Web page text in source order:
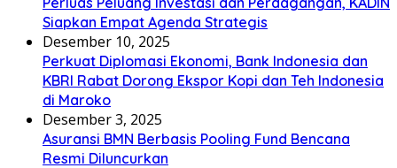
Siapkan Empat Agenda Strategis
Desember 10, 2025
Perkuat Diplomasi Ekonomi, Bank Indonesia dan
KBRI Rabat Dorong Ekspor Kopi dan Teh Indonesia
di Maroko
Desember 3, 2025
Asuransi BMN Berbasis Pooling Fund Bencana
Resmi Diluncurkan